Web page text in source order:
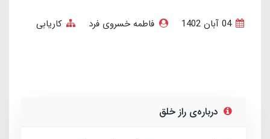
04 آبان 1402 فاطمه خسروی فرد کاریابی
درباره‌ی راز خلق